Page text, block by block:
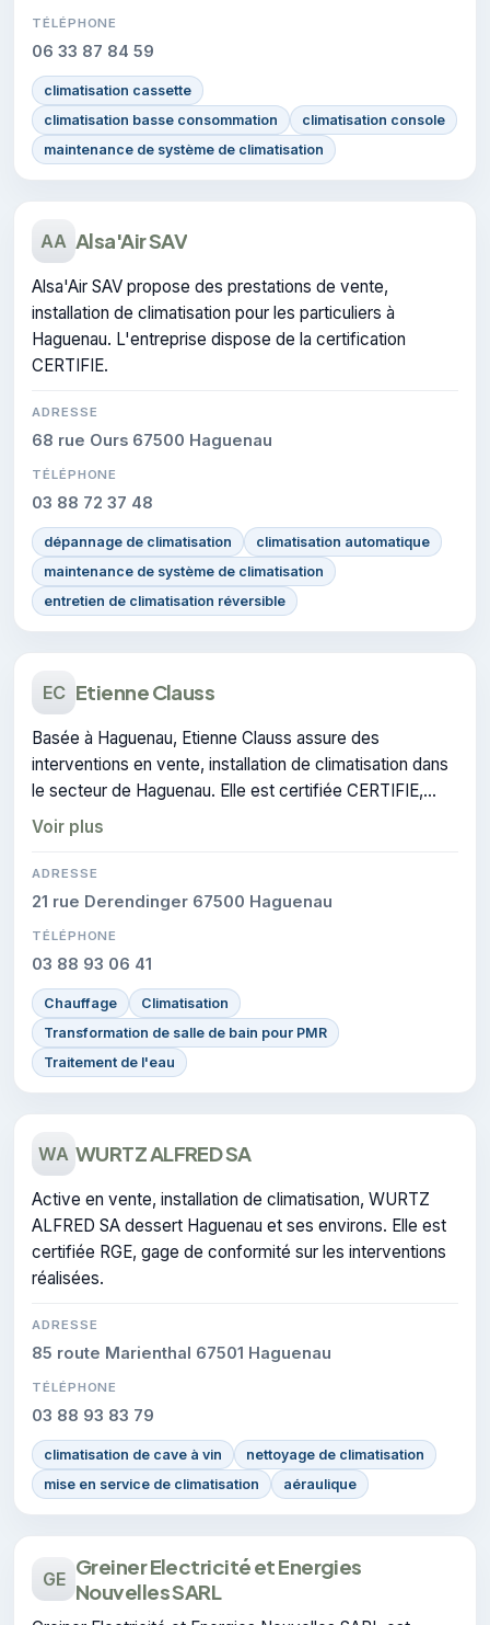
TÉLÉPHONE
06 33 87 84 59
climatisation cassette
climatisation basse consommation
climatisation console
maintenance de système de climatisation
AA Alsa'Air SAV
Alsa'Air SAV propose des prestations de vente,
installation de climatisation pour les particuliers à
Haguenau. L'entreprise dispose de la certification
CERTIFIE.
ADRESSE
68 rue Ours 67500 Haguenau
TÉLÉPHONE
03 88 72 37 48
dépannage de climatisation
climatisation automatique
maintenance de système de climatisation
entretien de climatisation réversible
EC Etienne Clauss
Basée à Haguenau, Etienne Clauss assure des
interventions en vente, installation de climatisation dans
le secteur de Haguenau. Elle est certifiée CERTIFIE,
gage de conformité sur les interventions réalisées.
Voir plus
ADRESSE
21 rue Derendinger 67500 Haguenau
TÉLÉPHONE
03 88 93 06 41
Chauffage
Climatisation
Transformation de salle de bain pour PMR
Traitement de l'eau
WA WURTZ ALFRED SA
Active en vente, installation de climatisation, WURTZ
ALFRED SA dessert Haguenau et ses environs. Elle est
certifiée RGE, gage de conformité sur les interventions
réalisées.
ADRESSE
85 route Marienthal 67501 Haguenau
TÉLÉPHONE
03 88 93 83 79
climatisation de cave à vin
nettoyage de climatisation
mise en service de climatisation
aéraulique
GE Greiner Electricité et Energies
Nouvelles SARL